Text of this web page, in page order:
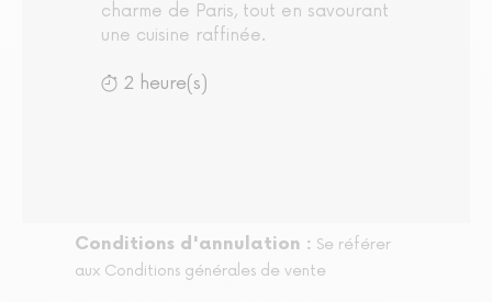
charme de Paris, tout en savourant
une cuisine raffinée.
2 heure(s)
Conditions d'annulation : Se référer
aux Conditions générales de vente